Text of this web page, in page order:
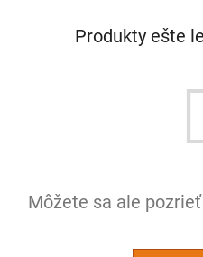
Produkty ešte
Môžete sa ale